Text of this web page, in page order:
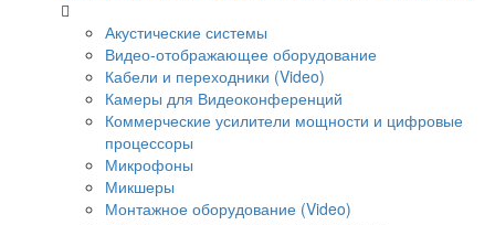
Акустические системы
Видео-отображающее оборудование
Кабели и переходники (Video)
Камеры для Видеоконференций
Коммерческие усилители мощности и цифровые
процессоры
Микрофоны
Микшеры
Монтажное оборудование (Video)